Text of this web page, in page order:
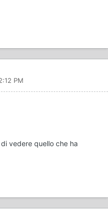
PM
vedere quello che ha